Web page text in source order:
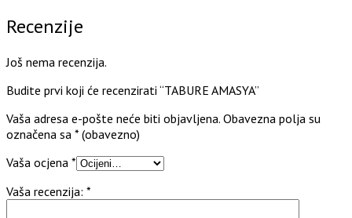
Recenzije
Još nema recenzija.
Budite prvi koji će recenzirati “TABURE AMASYA”
Vaša adresa e-pošte neće biti objavljena. Obavezna polja su
označena sa * (obavezno)
Vaša ocjena *
Vaša recenzija: *